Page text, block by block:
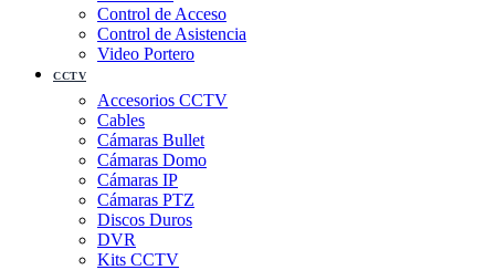
Control de Acceso
Control de Asistencia
Video Portero
CCTV
Accesorios CCTV
Cables
Cámaras Bullet
Cámaras Domo
Cámaras IP
Cámaras PTZ
Discos Duros
DVR
Kits CCTV